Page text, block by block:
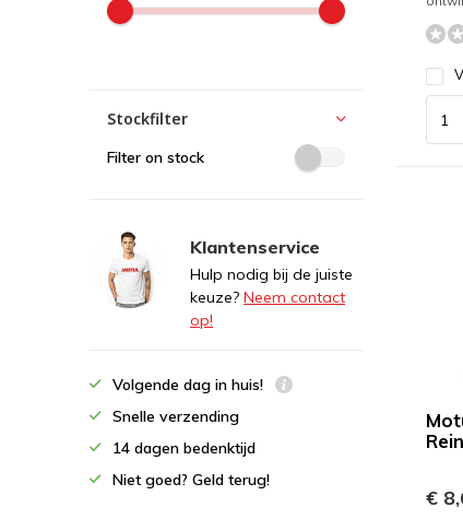
€
Stockfilter
Filter on stock
Klantenservice
Hulp nodig bij de juiste
keuze? Neem contact
op!
Volgende dag in huis!
Snelle verzending
14 dagen bedenktijd
Niet goed? Geld terug!